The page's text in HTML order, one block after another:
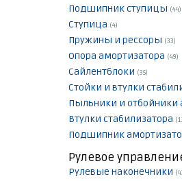
Подшипник ступицы (44)
Ступица (4)
Пружины и рессоры (33)
Опора амортизатора (49)
Сайлентблоки (35)
Стойки и втулки
Пыльники и отбойники
Втулки стабилизатора
Подшипник
Рулевое
Рулевые наконечники